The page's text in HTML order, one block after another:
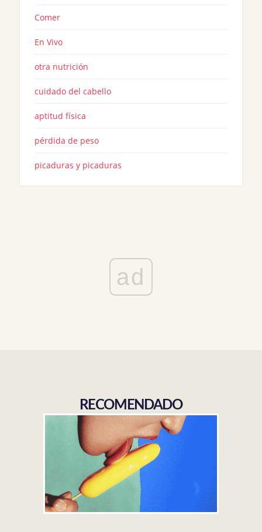
Comer
En Vivo
otra nutrición
cuidado del cabello
aptitud física
pérdida de peso
picaduras y picaduras
ad
RECOMENDADO